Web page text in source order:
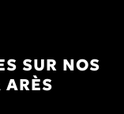
SUR NOS
ARÈS